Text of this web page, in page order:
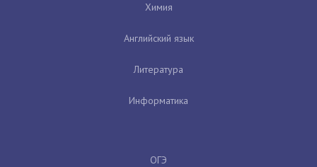
Химия
Английский язык
Литература
Информатика
ОГЭ